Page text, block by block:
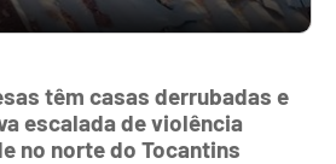
têm casas derrubadas e
escalada de violência
no norte do Tocantins